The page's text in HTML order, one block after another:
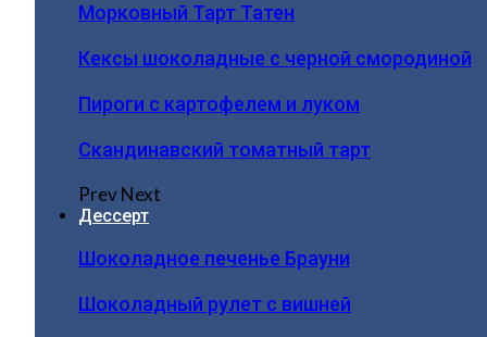
Морковный Тарт Татен
Кексы шоколадные с черной смородиной
Пироги c картофелем и луком
Скандинавский томатный тарт
PrevNext
Дессерт
Шоколадное печенье Брауни
Шоколадный рулет с вишней